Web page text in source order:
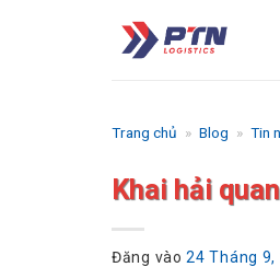
Trang chủ » Blog » Tin
Khai hải
Đăng vào24 Tháng 9,